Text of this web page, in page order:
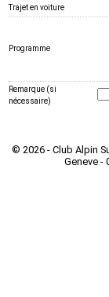
Trajet en voiture
Programme
Remarque (si
nécessaire)
© 2026 - Club Alpin
Geneve -